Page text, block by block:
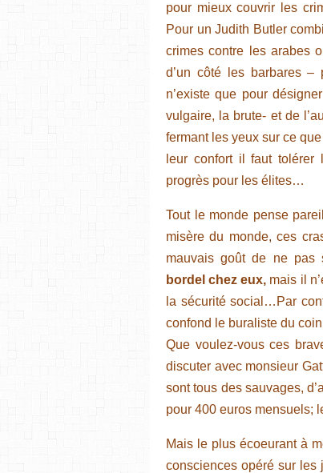
pour mieux couvrir les
Pour un Judith Butler
crimes contre les arabes
d’un côté les barbares
n’existe que pour
vulgaire, la brute- et de
fermant les yeux sur ce
leur confort il faut
progrès pour les élites…
Tout le monde pense
misère du monde, ces
mauvais goût de ne pas
bordel chez eux, mais il
la sécurité social…Par
confond le buraliste du
Que voulez-vous ces
discuter avec monsieur
sont tous des sauvages,
pour 400 euros mensuels;
Mais le plus écoeurant à
consciences opéré sur